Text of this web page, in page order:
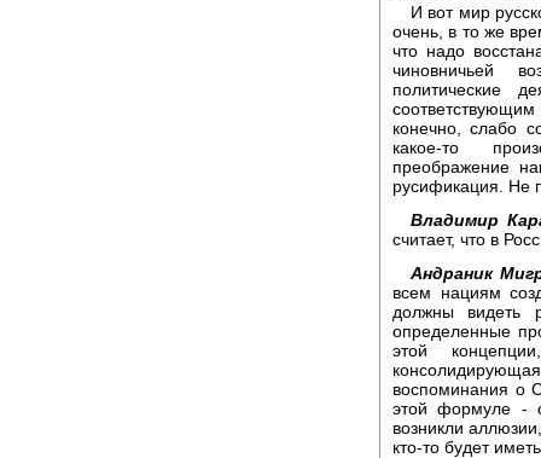
И вот мир
очень, в то же
что надо
чиновничьей
политические
конечно, слабо
какое-то
преображение
русификация. Не
Владимир
считает, что в
Андраник
всем нациям
должны видеть
определенные
этой
воспоминания о
этой формуле -
возникли
кто-то будет